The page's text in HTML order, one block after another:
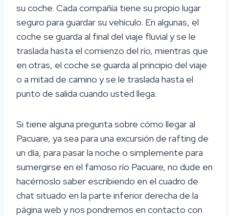
su coche. Cada compañía tiene su propio lugar
seguro para guardar su vehículo. En algunas, el
coche se guarda al final del viaje fluvial y se le
traslada hasta el comienzo del río, mientras que
en otras, el coche se guarda al principio del viaje
o a mitad de camino y se le traslada hasta el
punto de salida cuando usted llega.
Si tiene alguna pregunta sobre cómo llegar al
Pacuare, ya sea para una excursión de rafting de
un día, para pasar la noche o simplemente para
sumergirse en el famoso río Pacuare, no dude en
hacérnoslo saber escribiendo en el cuadro de
chat situado en la parte inferior derecha de la
página web y nos pondremos en contacto con